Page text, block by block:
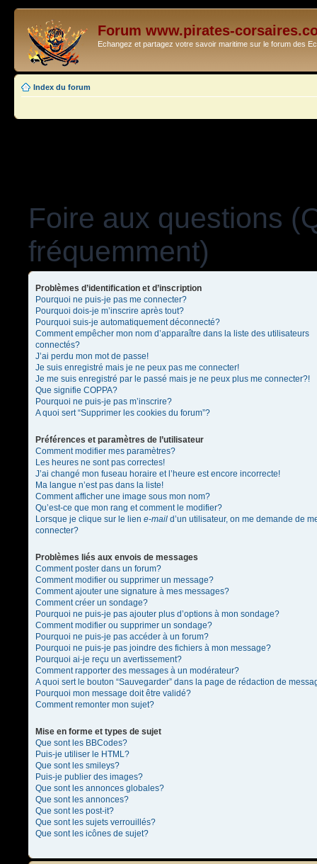
Forum www.pirates-
Echangez et partagez votre savoir maritime sur le forum des
Index du forum
Foire aux questions
fréquemment)
Problèmes d’identification et d’inscription
Pourquoi ne puis-je pas me connecter?
Pourquoi dois-je m’inscrire après tout?
Pourquoi suis-je automatiquement déconnecté?
Comment empêcher mon nom d’apparaître dans la liste des utilisateurs
connectés?
J’ai perdu mon mot de passe!
Je suis enregistré mais je ne peux pas me connecter!
Je me suis enregistré par le passé mais je ne peux plus me connecter?!
Que signifie COPPA?
Pourquoi ne puis-je pas m’inscrire?
A quoi sert “Supprimer les cookies du forum”?
Préférences et paramètres de l’utilisateur
Comment modifier mes paramètres?
Les heures ne sont pas correctes!
J’ai changé mon fuseau horaire et l’heure est encore incorrecte!
Ma langue n’est pas dans la liste!
Comment afficher une image sous mon nom?
Qu’est-ce que mon rang et comment le modifier?
Lorsque je clique sur le lien e-mail d’un utilisateur, on me demande de
connecter?
Problèmes liés aux envois de messages
Comment poster dans un forum?
Comment modifier ou supprimer un message?
Comment ajouter une signature à mes messages?
Comment créer un sondage?
Pourquoi ne puis-je pas ajouter plus d’options à mon sondage?
Comment modifier ou supprimer un sondage?
Pourquoi ne puis-je pas accéder à un forum?
Pourquoi ne puis-je pas joindre des fichiers à mon message?
Pourquoi ai-je reçu un avertissement?
Comment rapporter des messages à un modérateur?
A quoi sert le bouton “Sauvegarder” dans la page de rédaction de
Pourquoi mon message doit être validé?
Comment remonter mon sujet?
Mise en forme et types de sujet
Que sont les BBCodes?
Puis-je utiliser le HTML?
Que sont les smileys?
Puis-je publier des images?
Que sont les annonces globales?
Que sont les annonces?
Que sont les post-it?
Que sont les sujets verrouillés?
Que sont les icônes de sujet?